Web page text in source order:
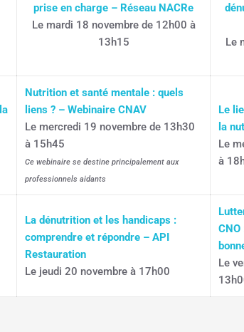
prise en charge – Réseau NACRe
Le mardi 18 novembre de 12h00 à
13h15
Le
Nutrition et santé mentale : quels
liens ? – Webinaire CNAV
Le mercredi 19 novembre de 13h30
à 15h45
Ce webinaire se destine principalement aux
professionnels aidants
Le
la
Le
à
La dénutrition et les handicaps :
comprendre et répondre – API
Restauration
Le jeudi 20 novembre à 17h00
Le